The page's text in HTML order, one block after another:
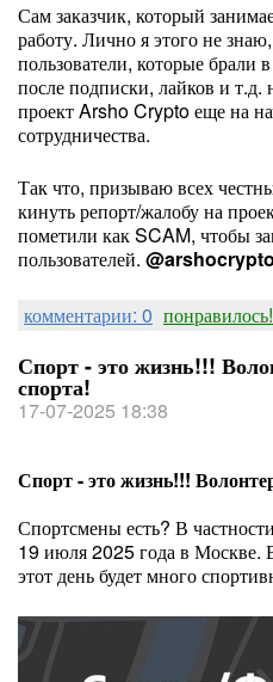
Сам заказчик, который
работу. Лично я этого не
пользователи, которые брали
после подписки, лайков и
проект Arsho Crypto еще на
сотрудничества.
Так что, призываю всех
кинуть репорт/жалобу на
пометили как SCAM, чтобы
пользователей.
комментарии: 0 понравилось!
Спорт - это жизнь!!!
спорта!
17-07-2025 18:38
Спорт - это жизнь!!!
Спортсмены есть? В
19 июля 2025 года в Москве.
этот день будет много